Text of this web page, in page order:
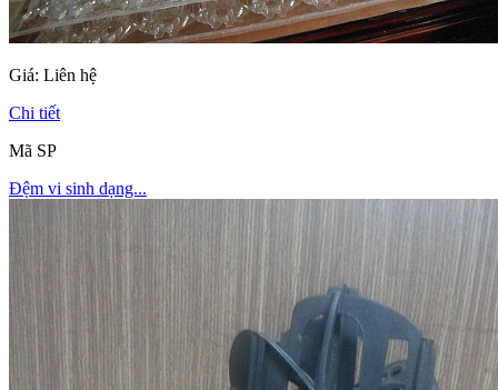
Giá: Liên hệ
Chi tiết
Mã SP
Đệm vi sinh dạng...